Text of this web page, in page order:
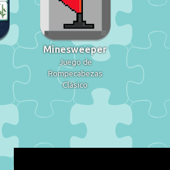
Minesweeper
Juego de
Rompecabezas
Clásico